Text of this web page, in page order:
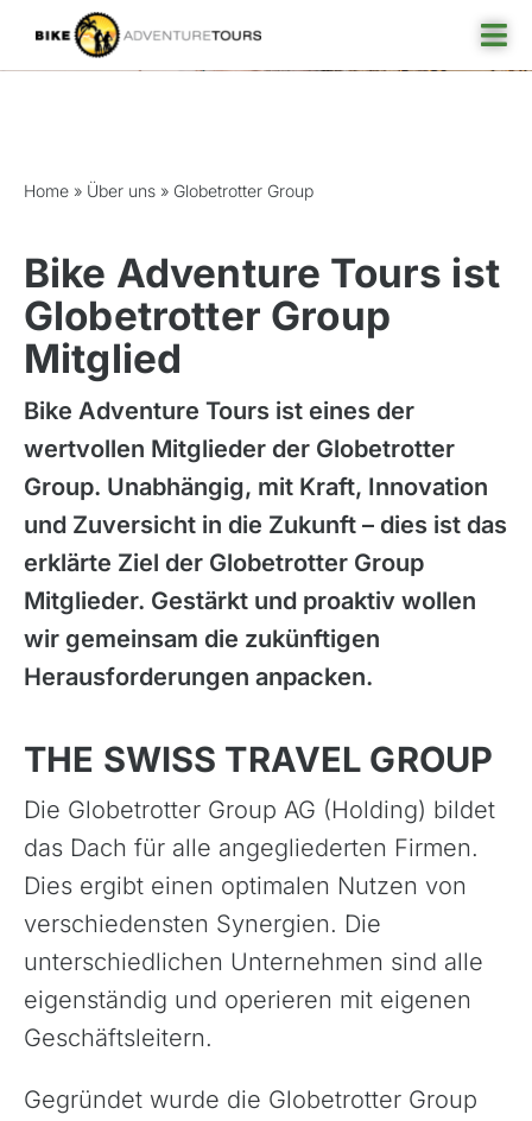
Reiseziel
Rund ums Reisen
Über uns
Home» Über uns» Globetrotter Group
Bike Adventure Tours ist
Globetrotter Group
Mitglied
Bike Adventure Tours ist eines der
wertvollen Mitglieder der Globetrotter
Group. Unabhängig, mit Kraft, Innovation
und Zuversicht in die Zukunft – dies ist das
erklärte Ziel der Globetrotter Group
Mitglieder. Gestärkt und proaktiv wollen
wir gemeinsam die zukünftigen
Herausforderungen anpacken.
THE SWISS TRAVEL GROUP
Die Globetrotter Group AG (Holding) bildet
das Dach für alle angegliederten Firmen.
Dies ergibt einen optimalen Nutzen von
verschiedensten Synergien. Die
unterschiedlichen Unternehmen sind alle
eigenständig und operieren mit eigenen
Geschäftsleitern.
Gegründet wurde die Globetrotter Group
Azoren, Portugal
Balkan
Baltikum (Estland, Lettland, Litauen)
Bikestationen
Bulgarien
Finnland
Frankreich